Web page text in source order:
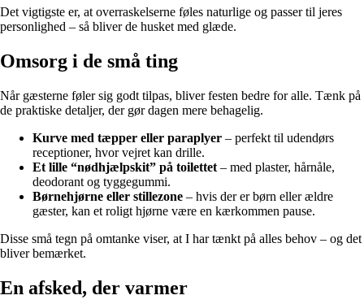
Det vigtigste er, at overraskelserne føles naturlige og passer til jeres
personlighed – så bliver de husket med glæde.
Omsorg i de små ting
Når gæsterne føler sig godt tilpas, bliver festen bedre for alle. Tænk på
de praktiske detaljer, der gør dagen mere behagelig.
Kurve med tæpper eller paraplyer – perfekt til udendørs
receptioner, hvor vejret kan drille.
Et lille “nødhjælpskit” på toilettet – med plaster, hårnåle,
deodorant og tyggegummi.
Børnehjørne eller stillezone – hvis der er børn eller ældre
gæster, kan et roligt hjørne være en kærkommen pause.
Disse små tegn på omtanke viser, at I har tænkt på alles behov – og det
bliver bemærket.
En afsked, der varmer